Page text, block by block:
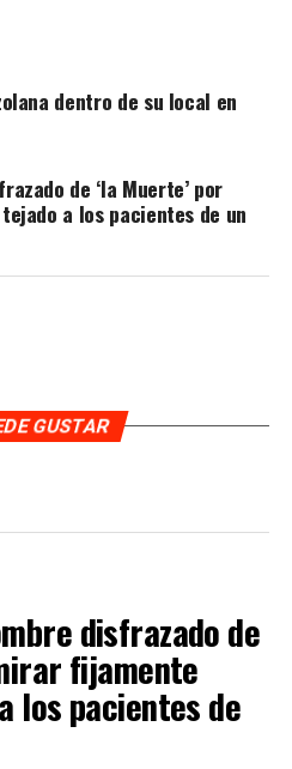
dentro de su local en
de ‘la Muerte’ por
a los pacientes de un
GUSTAR
disfrazado de
fijamente
los pacientes de